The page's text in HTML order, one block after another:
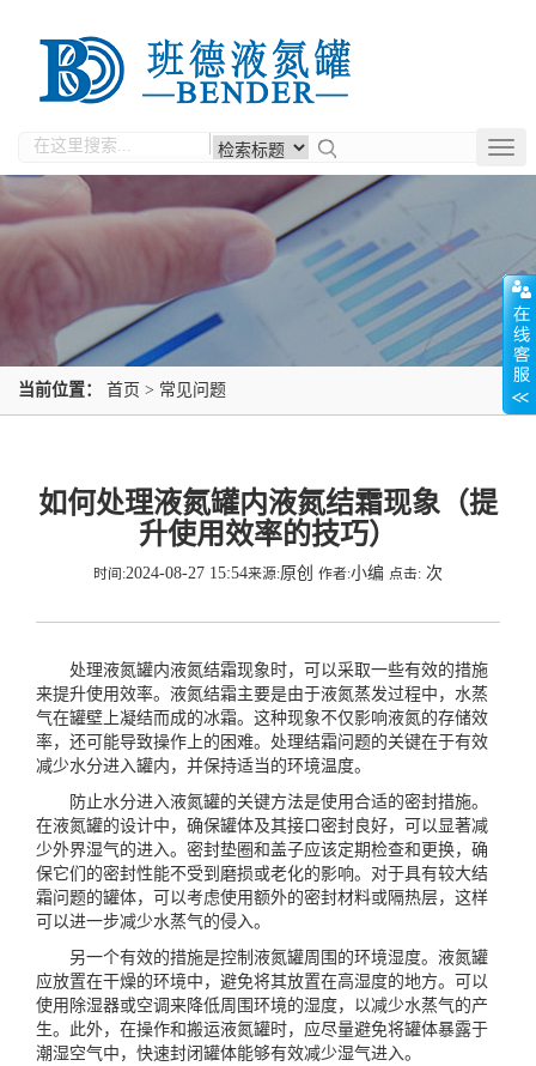
当前位置： 首页 > 常见问题
如何处理液氮罐内液氮结霜现象（提
升使用效率的技巧）
时间:2024-08-27 15:54来源:原创 作者:小编 点击: 次
处理液氮罐内液氮结霜现象时，可以采取一些有效的措施
来提升使用效率。液氮结霜主要是由于液氮蒸发过程中，水蒸
气在罐壁上凝结而成的冰霜。这种现象不仅影响液氮的存储效
率，还可能导致操作上的困难。处理结霜问题的关键在于有效
减少水分进入罐内，并保持适当的环境温度。
防止水分进入液氮罐的关键方法是使用合适的密封措施。
在液氮罐的设计中，确保罐体及其接口密封良好，可以显著减
少外界湿气的进入。密封垫圈和盖子应该定期检查和更换，确
保它们的密封性能不受到磨损或老化的影响。对于具有较大结
霜问题的罐体，可以考虑使用额外的密封材料或隔热层，这样
可以进一步减少水蒸气的侵入。
另一个有效的措施是控制液氮罐周围的环境湿度。液氮罐
应放置在干燥的环境中，避免将其放置在高湿度的地方。可以
使用除湿器或空调来降低周围环境的湿度，以减少水蒸气的产
生。此外，在操作和搬运液氮罐时，应尽量避免将罐体暴露于
潮湿空气中，快速封闭罐体能够有效减少湿气进入。